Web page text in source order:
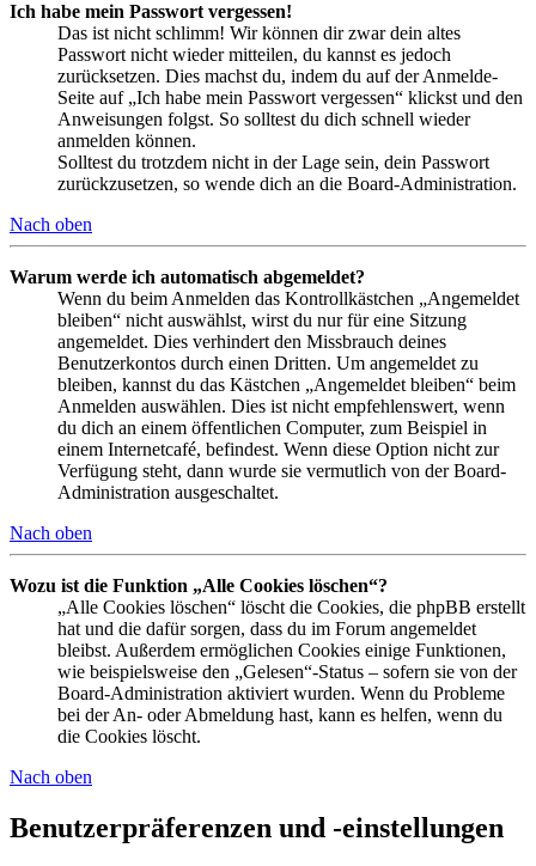
Ich habe mein Passwort vergessen!
Das ist nicht schlimm! Wir können dir zwar dein altes
Passwort nicht wieder mitteilen, du kannst es jedoch
zurücksetzen. Dies machst du, indem du auf der Anmelde-
Seite auf „Ich habe mein Passwort vergessen“ klickst und den
Anweisungen folgst. So solltest du dich schnell wieder
anmelden können.
Solltest du trotzdem nicht in der Lage sein, dein Passwort
zurückzusetzen, so wende dich an die Board-Administration.
Nach oben
Warum werde ich automatisch abgemeldet?
Wenn du beim Anmelden das Kontrollkästchen „Angemeldet
bleiben“ nicht auswählst, wirst du nur für eine Sitzung
angemeldet. Dies verhindert den Missbrauch deines
Benutzerkontos durch einen Dritten. Um angemeldet zu
bleiben, kannst du das Kästchen „Angemeldet bleiben“ beim
Anmelden auswählen. Dies ist nicht empfehlenswert, wenn
du dich an einem öffentlichen Computer, zum Beispiel in
einem Internetcafé, befindest. Wenn diese Option nicht zur
Verfügung steht, dann wurde sie vermutlich von der Board-
Administration ausgeschaltet.
Nach oben
Wozu ist die Funktion „Alle Cookies löschen“?
„Alle Cookies löschen“ löscht die Cookies, die phpBB erstellt
hat und die dafür sorgen, dass du im Forum angemeldet
bleibst. Außerdem ermöglichen Cookies einige Funktionen,
wie beispielsweise den „Gelesen“-Status – sofern sie von der
Board-Administration aktiviert wurden. Wenn du Probleme
bei der An- oder Abmeldung hast, kann es helfen, wenn du
die Cookies löscht.
Nach oben
Benutzerpräferenzen und -einstellungen